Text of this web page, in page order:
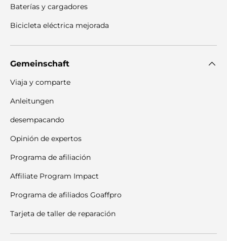
Baterías y cargadores
Bicicleta eléctrica mejorada
Gemeinschaft
Viaja y comparte
Anleitungen
desempacando
Opinión de expertos
Programa de afiliación
Affiliate Program Impact
Programa de afiliados Goaffpro
Tarjeta de taller de reparación